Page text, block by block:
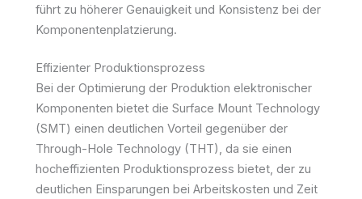
führt zu höherer Genauigkeit und Konsistenz bei der
Komponentenplatzierung.
Effizienter Produktionsprozess
Bei der Optimierung der Produktion elektronischer
Komponenten bietet die Surface Mount Technology
(SMT) einen deutlichen Vorteil gegenüber der
Through-Hole Technology (THT), da sie einen
hocheffizienten Produktionsprozess bietet, der zu
deutlichen Einsparungen bei Arbeitskosten und Zeit